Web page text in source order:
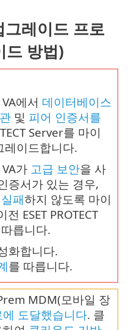
레이드 프로
드 방법)
에서 데이터베이스
및 피어 인증서를
Server를 마이
레이드합니다.
VA가 고급 보안을 사
증서가 있는 경우,
패하지 않도록 마이
ESET PROTECT
릅니다.
화합니다.
를 따릅니다.
MDM(모바일 장
도달했습니다. 클